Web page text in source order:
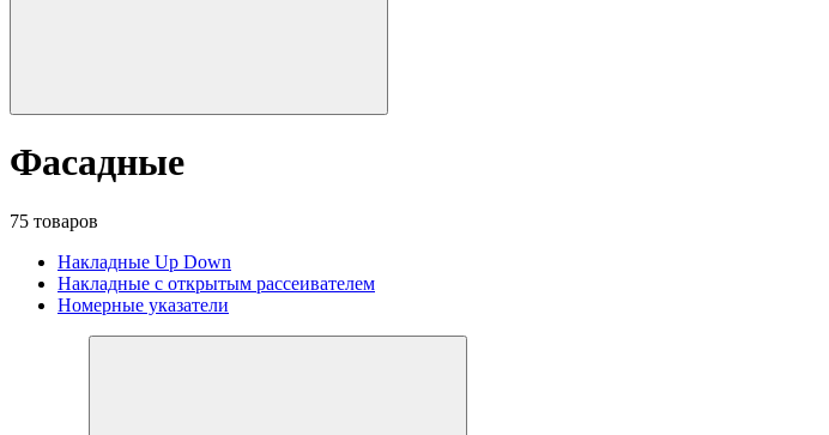
Фасадные
75 товаров
Накладные Up Down
Накладные с открытым рассеивателем
Номерные указатели